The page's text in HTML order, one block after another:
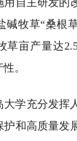
自主研发的
碱牧草“桑根
草亩产量达
。
大学充分发挥
和高质量发